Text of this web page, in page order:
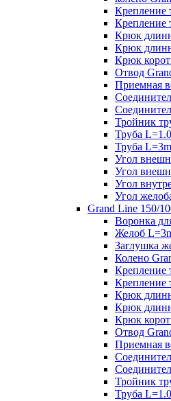
Крепление
Крепление
Крюк
Крюк
Крюк
Отвод
Приемная
Тройник
Труба
Труба
Угол
Угол
Угол
Угол
Grand Line 150/
Воронка
Желоб
Заглушка
Колено
Крепление
Крепление
Крюк
Крюк
Крюк
Отвод
Приемная
Тройник
Труба